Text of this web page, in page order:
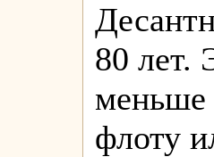
80 лет.
меньше
флоту